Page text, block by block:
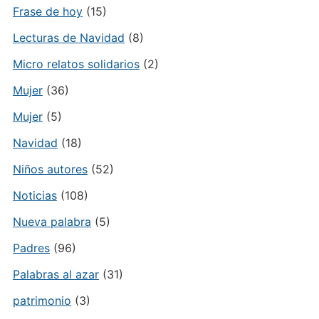
Frase de hoy(15)
Lecturas de Navidad (8)
Micro relatos solidarios(2)
Mujer(36)
Mujer(5)
Navidad (18)
Niños autores(52)
Noticias(108)
Nueva palabra (5)
Padres(96)
Palabras al azar(31)
patrimonio (3)